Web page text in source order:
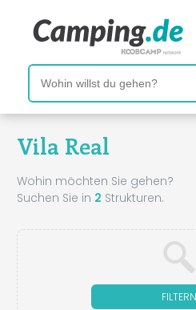
Vila Real
Wohin möchten Sie gehen?
Suchen Sie in 2 Strukturen.
FILTERN